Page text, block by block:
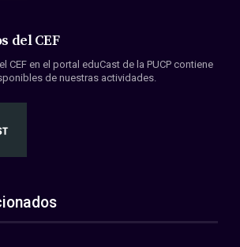
del CEF
CEF en el portal eduCast de la PUCP contiene
de nuestras actividades.